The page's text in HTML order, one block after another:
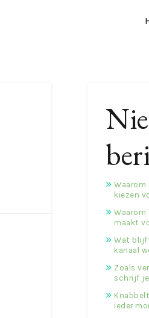
Waarom
kiezen
Waarom
maakt
Wat
kanaal
Zoals
schrijf
ieder